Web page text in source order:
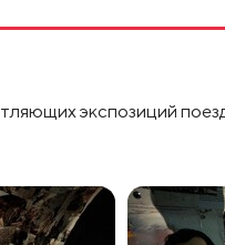
экспозиций